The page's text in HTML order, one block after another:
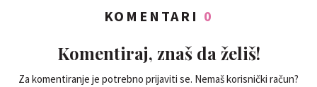
KOMENTARI 0
Komentiraj, znaš da želiš!
Za komentiranje je potrebno prijaviti se. Nemaš korisnički račun?